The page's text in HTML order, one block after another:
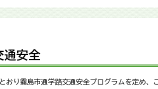
通安全
おり霧島市通学路交通安全プログラムを定め、